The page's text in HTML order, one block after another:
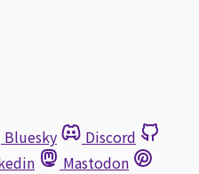
Bluesky
Discord
Mastodon